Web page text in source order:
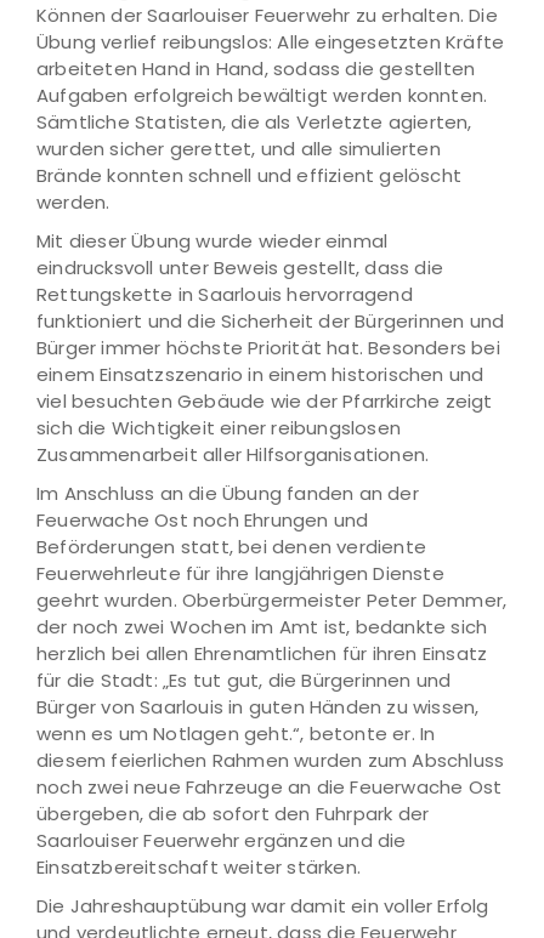
Können der Saarlouiser Feuerwehr zu erhalten. Die
Übung verlief reibungslos: Alle eingesetzten Kräfte
arbeiteten Hand in Hand, sodass die gestellten
Aufgaben erfolgreich bewältigt werden konnten.
Sämtliche Statisten, die als Verletzte agierten,
wurden sicher gerettet, und alle simulierten
Brände konnten schnell und effizient gelöscht
werden.
Mit dieser Übung wurde wieder einmal
eindrucksvoll unter Beweis gestellt, dass die
Rettungskette in Saarlouis hervorragend
funktioniert und die Sicherheit der Bürgerinnen und
Bürger immer höchste Priorität hat. Besonders bei
einem Einsatzszenario in einem historischen und
viel besuchten Gebäude wie der Pfarrkirche zeigt
sich die Wichtigkeit einer reibungslosen
Zusammenarbeit aller Hilfsorganisationen.
Im Anschluss an die Übung fanden an der
Feuerwache Ost noch Ehrungen und
Beförderungen statt, bei denen verdiente
Feuerwehrleute für ihre langjährigen Dienste
geehrt wurden. Oberbürgermeister Peter Demmer,
der noch zwei Wochen im Amt ist, bedankte sich
herzlich bei allen Ehrenamtlichen für ihren Einsatz
für die Stadt: „Es tut gut, die Bürgerinnen und
Bürger von Saarlouis in guten Händen zu wissen,
wenn es um Notlagen geht.“, betonte er. In
diesem feierlichen Rahmen wurden zum Abschluss
noch zwei neue Fahrzeuge an die Feuerwache Ost
übergeben, die ab sofort den Fuhrpark der
Saarlouiser Feuerwehr ergänzen und die
Einsatzbereitschaft weiter stärken.
Die Jahreshauptübung war damit ein voller Erfolg
und verdeutlichte erneut, dass die Feuerwehr